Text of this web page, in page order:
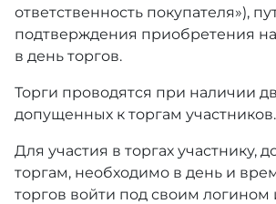
ответственность покупателя»),
подтверждения приобретения
в день торгов.
Торги проводятся при наличии
допущенных к торгам участников.
Для участия в торгах участнику,
торгам, необходимо в день и
торгов войти под своим логином